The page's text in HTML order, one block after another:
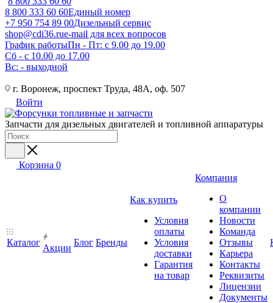
8 800 333 60 60Единый номер
+7 950 754 89 00Дизельный сервис
shop@cdi36.rue-mail для всех вопросов
График работыПн - Пт: с 9.00 до 19.00
Сб - с 10.00 до 17.00
Вс: - выходной
г. Воронеж, проспект Труда, 48А, оф. 507
Войти
Запчасти для дизельных двигателей и топливной аппаратуры
Корзина 0
Каталог
Акции
Блог Бренды
Как купить
Условия
оплаты
Условия
доставки
Гарантия
на товар
Компания
О
компании
Новости
Команда
Отзывы
Карьера
Контакты
Реквизиты
Лицензии
Документы